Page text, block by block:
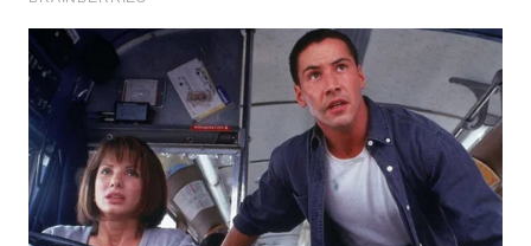
MADURA
WN
SURABAYA
WN
NATUNA